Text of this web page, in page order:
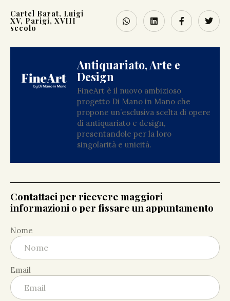
Cartel Barat, Luigi
XV, Parigi, XVIII
secolo
Antiquariato, Arte e
Design
FineArt è il nuovo ambizioso
progetto Di Mano in Mano che
propone un’esclusiva scelta di opere
di antiquariato e design,
presentandole per la loro
singolarità e unicità.
Contattaci per ricevere maggiori
informazioni o per fissare un appuntamento
Nome
Email